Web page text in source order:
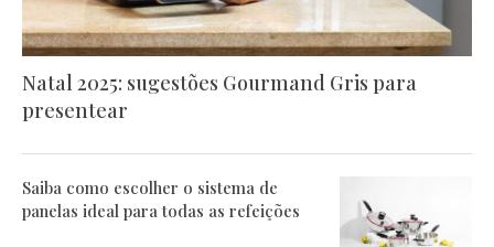
Natal 2025: sugestões Gourmand Gris para
presentear
Saiba como escolher o sistema de
panelas ideal para todas as refeições